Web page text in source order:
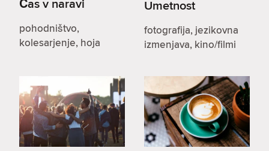
Čas v naravi
pohodništvo,
kolesarjenje, hoja
Umetnost
fotografija, jezikovna
izmenjava, kino/filmi